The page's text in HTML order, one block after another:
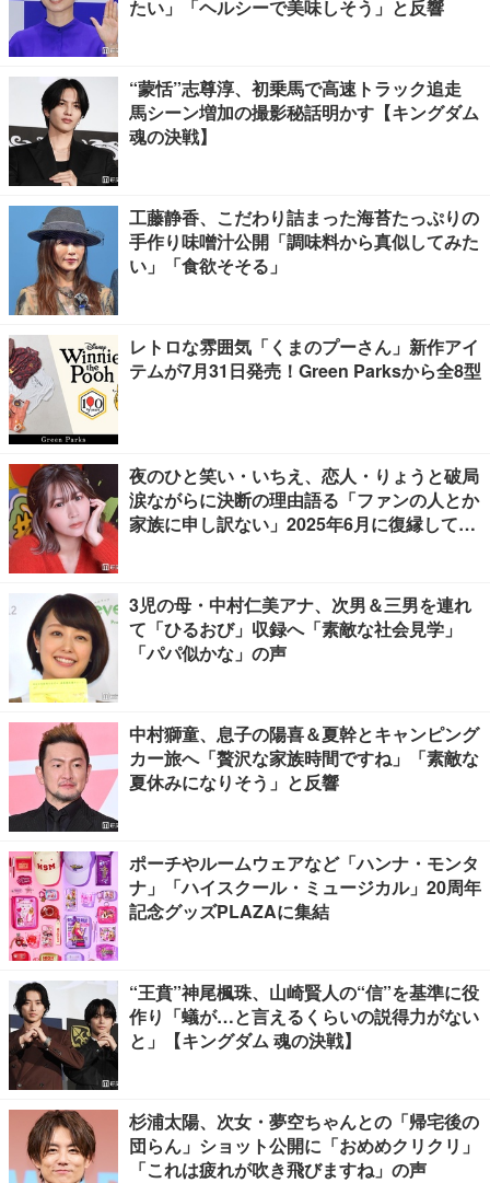
たい」「ヘルシーで美味しそう」と反響
“蒙恬”志尊淳、初乗馬で高速トラック追走
馬シーン増加の撮影秘話明かす【キングダム
魂の決戦】
工藤静香、こだわり詰まった海苔たっぷりの
手作り味噌汁公開「調味料から真似してみた
い」「食欲そそる」
レトロな雰囲気「くまのプーさん」新作アイ
テムが7月31日発売！Green Parksから全8型
夜のひと笑い・いちえ、恋人・りょうと破局
涙ながらに決断の理由語る「ファンの人とか
家族に申し訳ない」2025年6月に復縁してい
3児の母・中村仁美アナ、次男＆三男を連れ
て「ひるおび」収録へ「素敵な社会見学」
「パパ似かな」の声
中村獅童、息子の陽喜＆夏幹とキャンピング
カー旅へ「贅沢な家族時間ですね」「素敵な
夏休みになりそう」と反響
ポーチやルームウェアなど「ハンナ・モンタ
ナ」「ハイスクール・ミュージカル」20周年
記念グッズPLAZAに集結
“王賁”神尾楓珠、山崎賢人の“信”を基準に役
作り「蟻が…と言えるくらいの説得力がない
と」【キングダム 魂の決戦】
杉浦太陽、次女・夢空ちゃんとの「帰宅後の
団らん」ショット公開に「おめめクリクリ」
「これは疲れが吹き飛びますね」の声